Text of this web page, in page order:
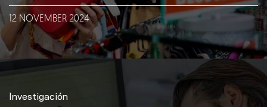
Nosotros
Clientes
Lo que hacemos
12 NOVEMBER 2024
Investigación